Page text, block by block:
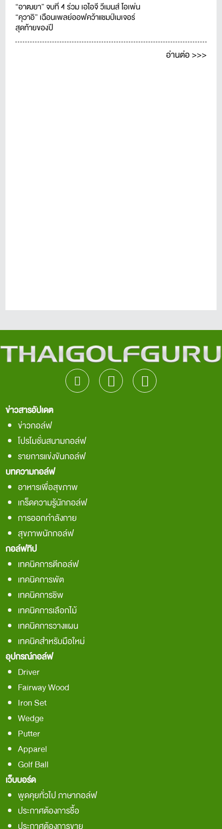
“อาฒยา” จบที่ 4 ร่วม เอไอจี วีเมนส์ โอเพ่น
“คุวาอิ” เฉือนเพลย์ออฟคว้าแชมป์เมเจอร์
สุดท้ายของปี
อ่านต่อ >>>
ข่าวสารอัปเดต
ข่าวกอล์ฟ
โปรโมชั่นสนามกอล์ฟ
รายการแข่งขันกอล์ฟ
บทความกอล์ฟ
อาหารเพื่อสุขภาพ
เกร็ดความรู้นักกอล์ฟ
การออกกำลังกาย
สุขภาพนักกอล์ฟ
กอล์ฟทิป
เทคนิคการตีกอล์ฟ
เทคนิคการพัต
เทคนิคการชิพ
เทคนิคการเลือกไม้
เทคนิคการวางแผน
เทคนิคสำหรับมือใหม่
อุปกรณ์กอล์ฟ
Driver
Fairway Wood
Iron Set
Wedge
Putter
Apparel
Golf Ball
เว็บบอร์ด
พูดคุยทั่วไป ภาษากอล์ฟ
ประกาศต้องการชื้อ